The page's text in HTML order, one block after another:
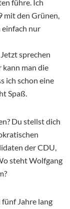
führe. Ich
mit den Grünen,
einfach nur
sprechen
kann man die
ich schon eine
Spaß.
Du stellst dich
der CDU,
steht Wolfgang
Jahre lang